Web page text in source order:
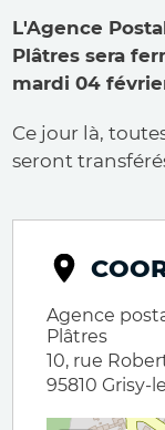
L'Agence
Plâtres sera
mardi 04
Ce jour là,
seront
Agence
Plâtres
10, rue
95810 Grisy-